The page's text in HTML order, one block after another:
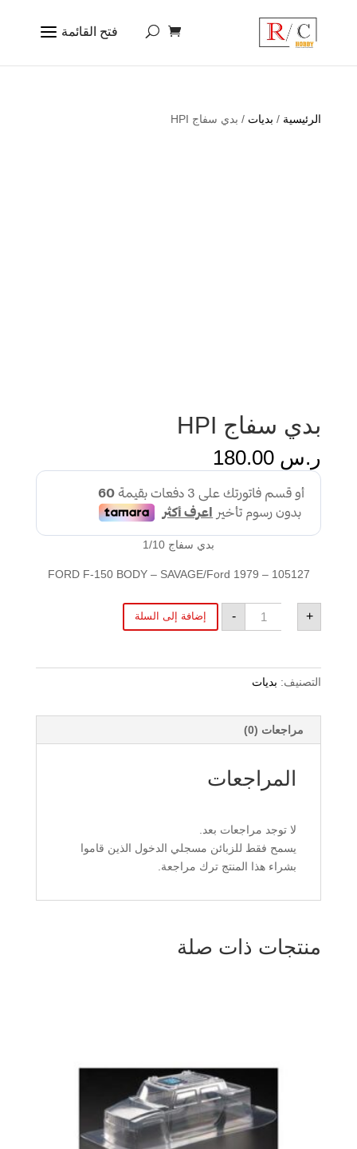
الرئيسية / بديات / بدي سفاج HPI
بدي سفاج HPI
ر.س
بدي سفاج 1/10
105127 – 1979 FORD F-150 BODY – SAVAGE/Ford
-
كمية
بدي
سفاج
+ إضافة إلى السلة
التصنيف: بديات
مراجعات (0)
المراجعات
لا توجد مراجعات بعد.
يسمح فقط للزبائن مسجلي الدخول الذين قاموا
بشراء هذا المنتج ترك مراجعة.
منتجات ذات صلة